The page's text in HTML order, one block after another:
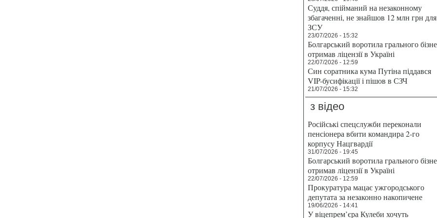
Суддя, спійманий на незаконному
збагаченні, не знайшов 12 млн грн для
ЗСУ
23/07/2026 - 15:32
Болгарський воротила грального
отримав ліцензії в Україні
22/07/2026 - 12:59
Син соратника кума Путіна піддався
VIP-бусифікації і пішов в СЗЧ
21/07/2026 - 15:32
з відео
Російські спецслужби переконали
пенсіонера вбити командира 2-го
корпусу Нацгвардії
31/07/2026 - 19:45
Болгарський воротила грального
отримав ліцензії в Україні
22/07/2026 - 12:59
Прокуратура мацає ужгородського
депутата за незаконно накопичене
19/06/2026 - 14:41
У віцепрем’єра Кулеби хочуть